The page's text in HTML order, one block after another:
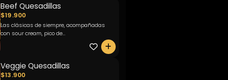
Beef Quesadillas
$19.900
Las clásicas de siempre, acompañadas
con sour cream, pico de...
0
Veggie Quesadillas
$13.900